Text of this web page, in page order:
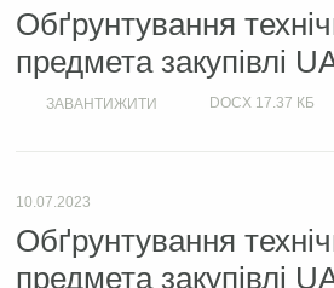
Обґрунтування
предмета закупівлі
ЗАВАНТИЖИТИ DOCX 17.37 КБ
10.07.2023
Обґрунтування
предмета закупівлі